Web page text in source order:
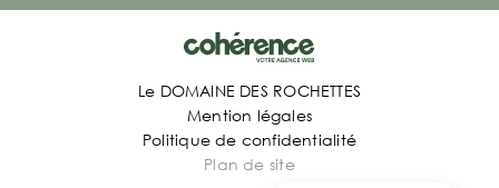
Le DOMAINE DES ROCHETTES
Mention légales
Politique de confidentialité
Plan de site